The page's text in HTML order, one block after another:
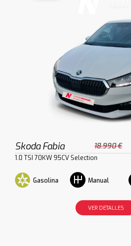
Skoda Fabia 18.990 €
1.0 TSI 70KW 95CV Selection
Gasolina Manual
VER DETALLES